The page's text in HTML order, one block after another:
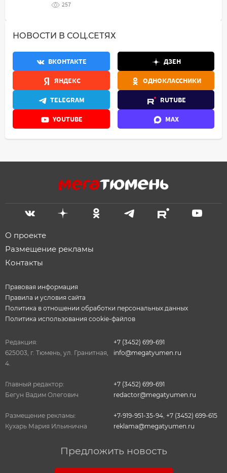
257
НОВОСТИ В СОЦ.СЕТЯХ
ВКОНТАКТЕ ДЗЕН
ЯНДЕКС ОДНОКЛАССНИКИ
TELEGRAM RUTUBE
YOUTUBE MAX
О проекте
Размещение рекламы
Контакты
Правовая информация
Правила и условия сайта
Политика в отношении обработки персональных данных
Политика использования cookie-файлов
Редакция:
625003, г. Тюмень, ул. Гранитная,
4.
+7 (3452) 699-691
info@megatyumen.ru
Главный редактор:
Бегун Вадим Олегович
+7 (3452) 699-691
redactor@megatyumen.ru
Размещение рекламы:
Кухарь Мария Ильинична
+7-919-951-35-94 +7 (3452) 699-615
reklama@megatyumen.ru
Предложить новость
Связь с редакцией